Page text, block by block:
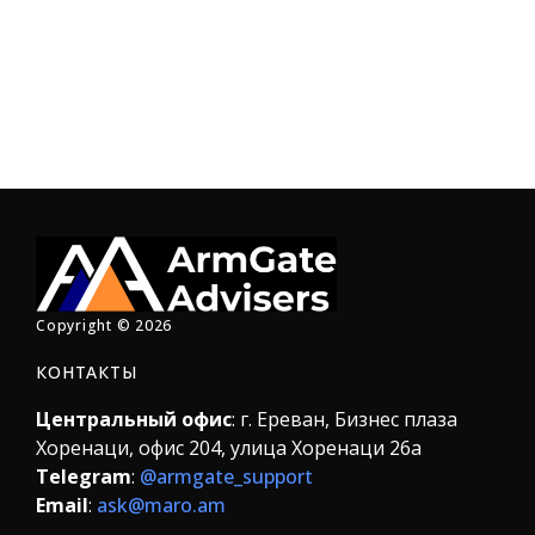
Copyright © 2026
КОНТАКТЫ
Центральный офис: г. Ереван, Бизнес плаза
Хоренаци, офис 204, улица Хоренаци 26а
Telegram: @armgate_support
Email: ask@maro.am